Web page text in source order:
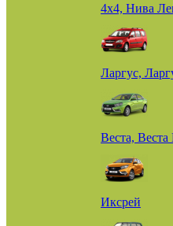
4х4, Нива
Ларгус,
Веста, Веста
Иксрей